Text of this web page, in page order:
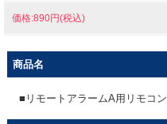
価格:890円(税込)
商品名
■リモートアラームA用リモコン